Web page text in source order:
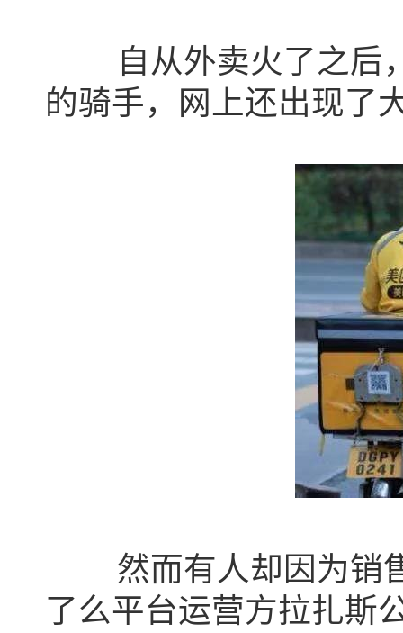
自从外卖火了之后，
的骑手，网上还出现了
然而有人却因为销售
了么平台运营方拉扎斯